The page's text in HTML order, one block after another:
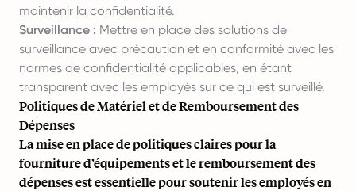
maintenir la confidentialité.
Surveillance : Mettre en place des solutions de
surveillance avec précaution et en conformité avec les
normes de confidentialité applicables, en étant
transparent avec les employés sur ce qui est surveillé.
Politiques de Matériel et de Remboursement des
Dépenses
La mise en place de politiques claires pour la
fourniture d’équipements et le remboursement des
dépenses est essentielle pour soutenir les employés en